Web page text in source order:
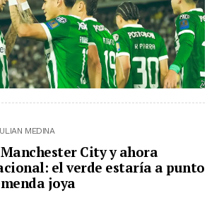
MEDINA
City y ahora
el verde estaría a punto
joya